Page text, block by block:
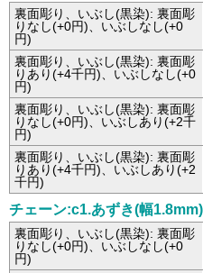
裏面彫り、いぶし(黒染): 裏面彫
りなし(+0円)、いぶしなし(+0
円)
裏面彫り、いぶし(黒染): 裏面彫
りあり(+4千円)、いぶしなし(+0
円)
裏面彫り、いぶし(黒染): 裏面彫
りなし(+0円)、いぶしあり(+2千
円)
裏面彫り、いぶし(黒染): 裏面彫
りあり(+4千円)、いぶしあり(+2
千円)
チェーン:c1.あずき(幅
裏面彫り、いぶし(黒染): 裏面彫
りなし(+0円)、いぶしなし(+0
円)